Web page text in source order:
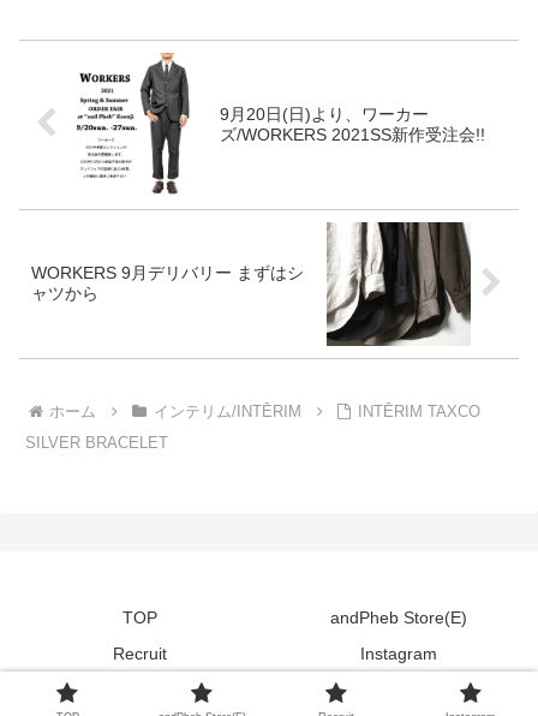
ム・ヘリルなど注目のアイテム
が並びますので、ぜひともご来
店ください。狙...
言ったところ『サウナ行くとき
9月20日(日)より、ワーカー
ズ/WORKERS​ 2021SS新作受注会!!
WORKERS 9月デリバリー まずはシ
ャツから
ホーム インテリム/INTĒRIM
INTĒRIM TAXCO
SILVER BRACELET
TOP
andPheb Store(E)
Recruit
Instagram
Copyright © 2011-2026 andPheb Staff Blog All Rights Reserved.